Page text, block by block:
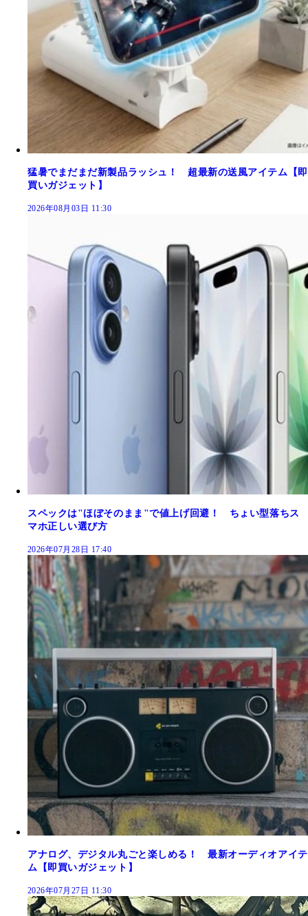
猛暑でまだまだ新製品ラッシュ！ 超最新の送風アイテム【即
買いガジェット】
2026年08月03日 11:30
スペックは"ほぼそのまま"で値上げ回避！ ちょい型落ちス
マホ正しい選び方
2026年07月28日 17:40
アナログ、デジタル丸ごと楽しめる！ 最新オーディオアイテ
ム【即買いガジェット】
2026年07月27日 11:30